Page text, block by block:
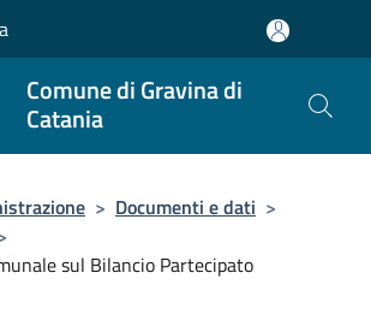
Comune di Gravina di
Catania
> Documenti e dati >
sul Bilancio Partecipato